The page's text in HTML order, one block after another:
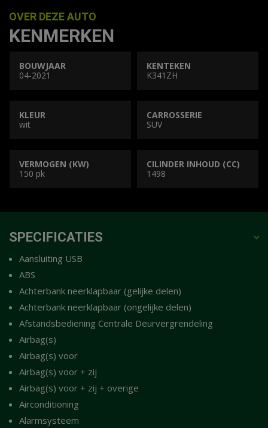
OVER DEZE AUTO
KENMERKEN
BOUWJAAR
04-2021
KENTEKEN
K341ZH
KLEUR
wit
CARROSSERIE
SUV
VERMOGEN (KW)
150 pk
CILINDER INHOUD (CC)
1498
SPECIFICATIES
Aansluiting USB
ABS
Achterbank neerklapbaar (gelijke delen)
Achterbank neerklapbaar (ongelijke delen)
Afstandsbediening Centrale Deurvergrendeling
Airbag(s)
Airbag(s) voor
Airbag(s) voor + zij
Airbag(s) voor + zij + overige
Airconditioning
Alarmsysteem